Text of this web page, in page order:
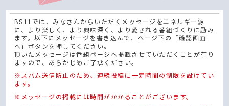
BS11では、みなさんからいただくメッセージをエネルギー源
に、より楽しく、より興味深く、より愛される番組づくりに励み
ます。以下にメッセージを書き込んで、ページ下の「確認画面
へ」ボタンを押してください。
頂いたメッセージは番組ページへ掲載させていただくことが有り
ますので、あらかじめご了承ください。
※スパム送信防止のため、連続投稿に一定時間の制限を設けてい
ます。
※メッセージの掲載には時間がかかることがございます。